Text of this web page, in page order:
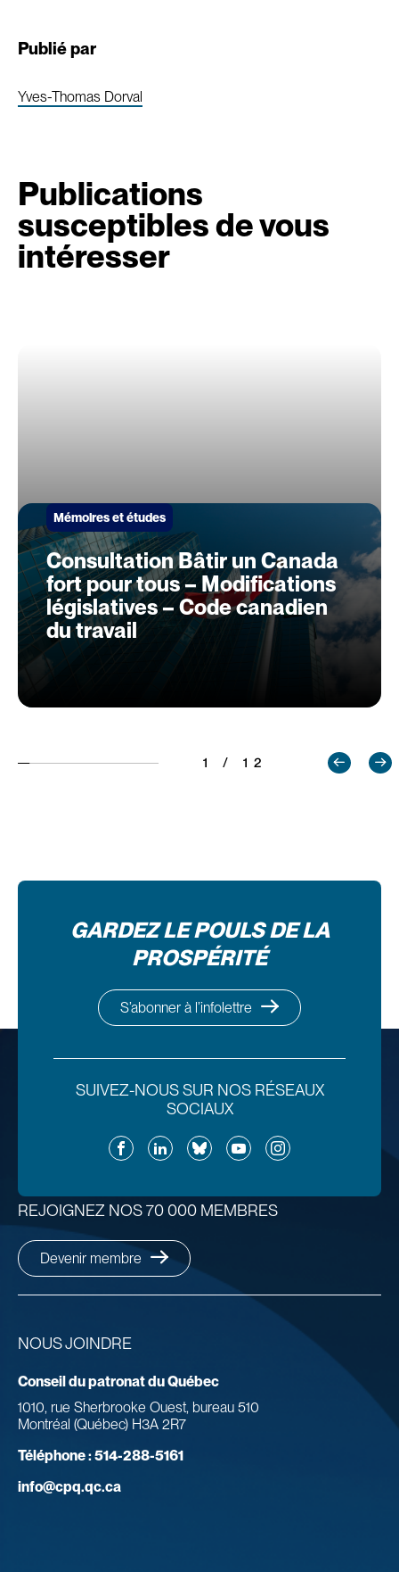
Publié par
Yves-Thomas Dorval
Publications
susceptibles de vous
intéresser
Mémoires et études
Consultation Bâtir un Canada
fort pour tous – Modifications
législatives – Code canadien
du travail
1 / 12
GARDEZ LE POULS DE LA
PROSPÉRITÉ
S’abonner à l’infolettre
SUIVEZ-NOUS SUR NOS RÉSEAUX
SOCIAUX
FacebookLinkedInBlueskyYouTubeInstagram
NOUS JOINDRE
Conseil du patronat du Québec
1010, rue Sherbrooke Ouest, bureau 510
Montréal (Québec) H3A 2R7
Téléphone :514-288-5161
info@cpq.qc.ca
REJOIGNEZ NOS 70 000 MEMBRES
Devenir membre